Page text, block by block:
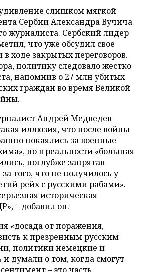
слишком мягкой
Сербии Александра Вучича
журналиста. Сербский лидер
что уже обсудил свое
ходе закрытых переговоров.
политику следовало жестко
напомнив о 27 млн убитых
граждан во время Великой
Андрей Медведев
иллюзия, что после войны
покаялись за военные
но в реальности «большая
поглубже запрятав
того, что не получилось у
рейх с русскими рабами».
историческая
– добавил он.
«досада от поражения,
к презренным русским
политики немецкие и
и думали о том, когда смогут